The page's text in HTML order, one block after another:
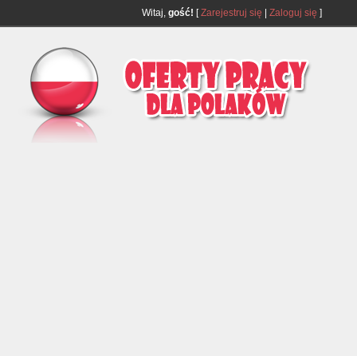
Witaj, gość! [Zarejestruj się Zaloguj się ]